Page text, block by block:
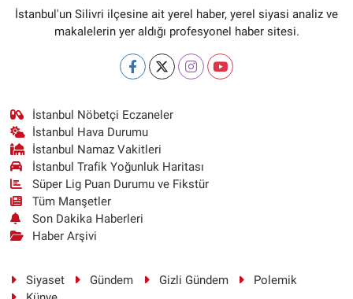
İstanbul'un Silivri ilçesine ait yerel haber, yerel siyasi analiz ve
makalelerin yer aldığı profesyonel haber sitesi.
İstanbul Nöbetçi Eczaneler
İstanbul Hava Durumu
İstanbul Namaz Vakitleri
İstanbul Trafik Yoğunluk Haritası
Süper Lig Puan Durumu ve Fikstür
Tüm Manşetler
Son Dakika Haberleri
Haber Arşivi
Siyaset Gündem Gizli Gündem
Polemik